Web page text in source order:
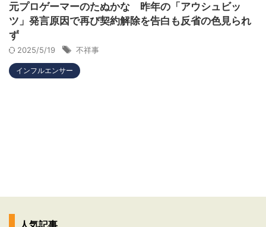
元プロゲーマーのたぬかな 昨年の「アウシュビッ
ツ」発言原因で再び契約解除を告白も反省の色見られ
ず
2025/5/19 不祥事
インフルエンサー